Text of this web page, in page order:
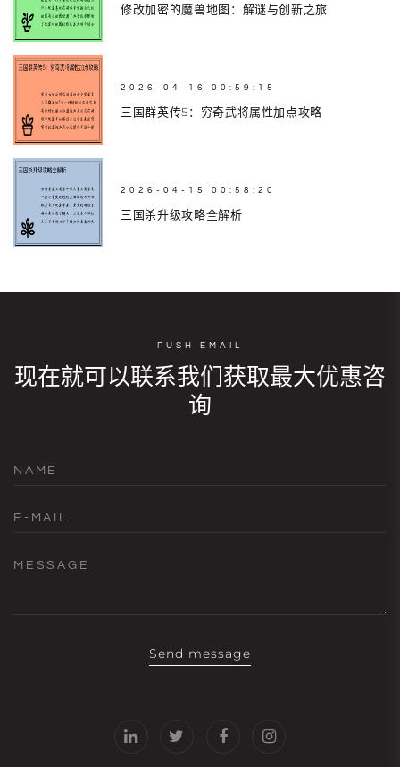
修改加密的魔兽地图：解谜与创新之旅
2026-04-16 00:59:15
三国群英传5：穷奇武将属性加点攻略
2026-04-15 00:58:20
三国杀升级攻略全解析
PUSH EMAIL
现在就可以联系我们获取最大优惠咨
询
NAME
E-MAIL
MESSAGE
Send message